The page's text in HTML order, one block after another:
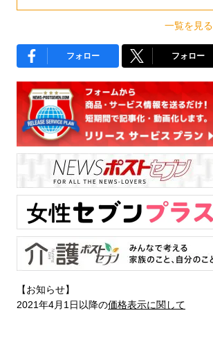
一覧を見る
フォロー フォロー
【お知らせ】
2021年4月1日以降の価格表示に関して